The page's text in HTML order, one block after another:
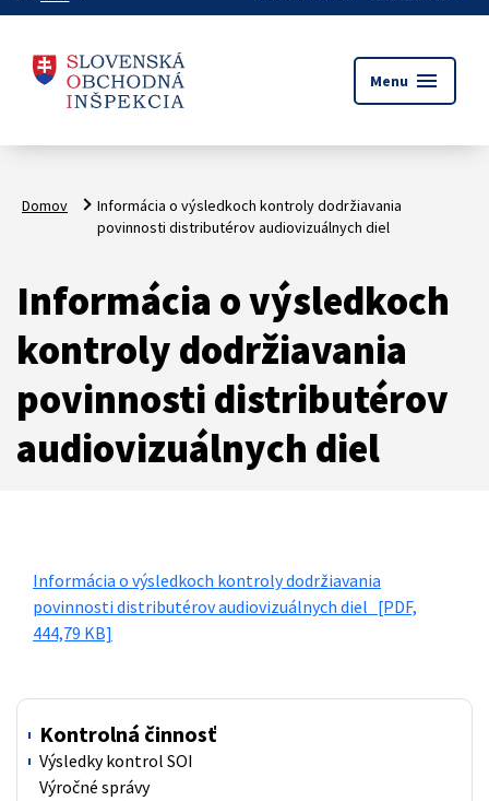
Menu menu
Domov
Informácia o výsledkoch kontroly dodržiavania
povinnosti distributérov audiovizuálnych diel
Informácia o výsledkoch
kontroly dodržiavania
povinnosti distributérov
audiovizuálnych diel
Informácia o výsledkoch kontroly dodržiavania
povinnosti distributérov audiovizuálnych diel [PDF,
444,79 KB]
Kontrolná činnosť
Výsledky kontrol SOI
Výročné správy